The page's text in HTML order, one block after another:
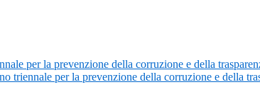
per la prevenzione della corruzione e della
triennale per la prevenzione della corruzione e della